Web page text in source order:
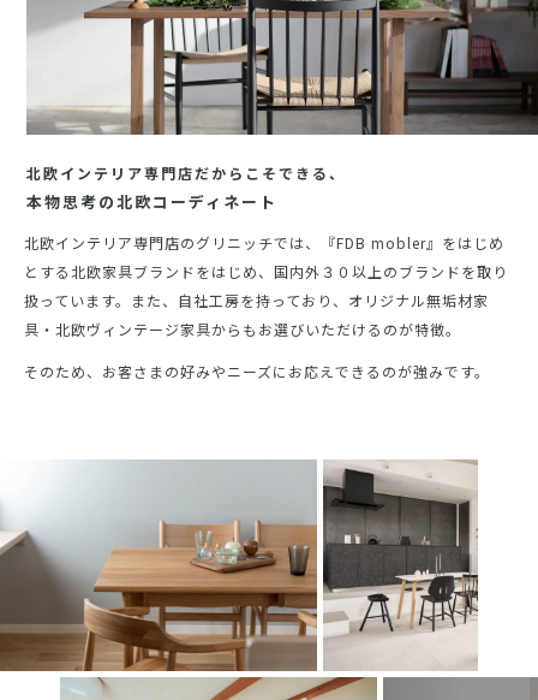
北欧インテリア専門店だからこそできる、
本物思考の北欧コーディネート
北欧インテリア専門店のグリニッチでは、『FDB mobler』をはじめ
とする北欧家具ブランドをはじめ、国内外３０以上のブランドを取り
扱っています。また、自社工房を持っており、オリジナル無垢材家
具・北欧ヴィンテージ家具からもお選びいただけるのが特徴。
そのため、お客さまの好みやニーズにお応えできるのが強みです。